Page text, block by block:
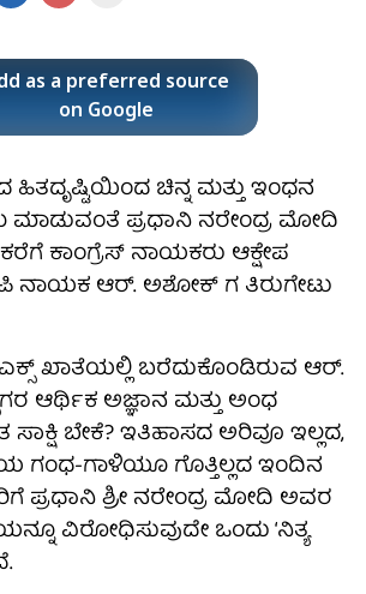
as a preferred source
on Google
ಹಿತದೃಷ್ಟಿಯಿಂದ ಚಿನ್ನ ಮತ್ತು ಇಂಧನ
ಪ್ರಧಾನಿ ನರೇಂದ್ರ ಮೋದಿ
ಕಾಂಗ್ರೆಸ್ ನಾಯಕರು ಆಕ್ಷೇಪ
ನಾಯಕ ಆರ್. ಅಶೋಕ್ ಗ ತಿರುಗೇಟು
ಖಾತೆಯಲ್ಲಿ ಬರೆದುಕೊಂಡಿರುವ ಆರ್.
ಆರ್ಥಿಕ ಅಜ್ಞಾನ ಮತ್ತು ಅಂಧ
ಸಾಕ್ಷಿ ಬೇಕೆ? ಇತಿಹಾಸದ ಅರಿವೂ ಇಲ್ಲದ,
ಗಂಧ-ಗಾಳಿಯೂ ಗೊತ್ತಿಲ್ಲದ ಇಂದಿನ
ಪ್ರಧಾನಿ ಶ್ರೀ ನರೇಂದ್ರ ಮೋದಿ ಅವರ
ವಿರೋಧಿಸುವುದೇ ಒಂದು ‘ನಿತ್ಯ